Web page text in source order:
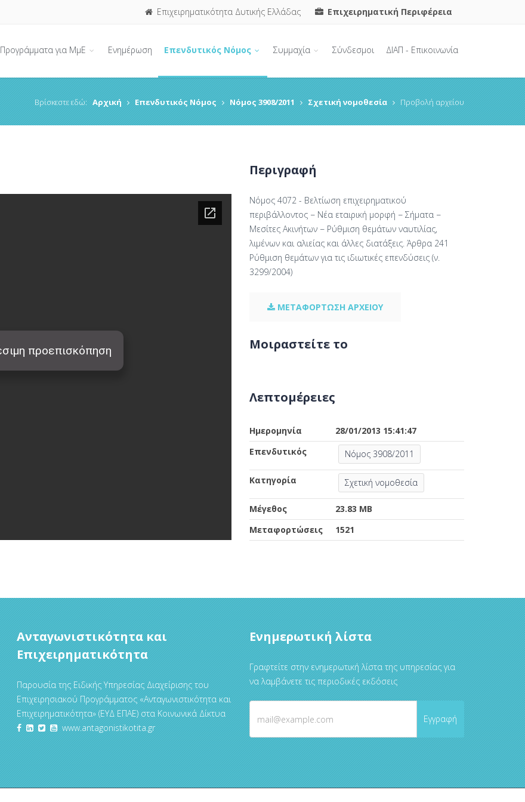
Επιχειρηματικότητα Δυτικής Ελλάδας Επιχειρηματική Περιφέρεια
Προγράμματα για ΜμΕ Ενημέρωση Επενδυτικός Νόμος Συμμαχία Σύνδεσμοι ΔΙΑΠ - Επικοινωνία
Βρίσκεστε εδώ: Αρχική Επενδυτικός Νόμος Νόμος 3908/2011 Σχετική νομοθεσία Προβολή αρχείου
Περιγραφή
Νόμος 4072 - Βελτίωση επιχειρηματικού
περιβάλλοντος − Νέα εταιρική μορφή − Σήματα −
Μεσίτες Ακινήτων − Ρύθμιση θεμάτων ναυτιλίας,
λιμένων και αλιείας και άλλες διατάξεις. Άρθρα 241
Ρύθμιση θεμάτων για τις ιδιωτικές επενδύσεις (ν.
3299/2004)
ΜΕΤΑΦΟΡΤΩΣΗ ΑΡΧΕΙΟΥ
Μοιραστείτε το
Λεπτομέρειες
Ημερομηνία
28/01/2013 15:41:47
Επενδυτικός
Νόμος 3908/2011
Κατηγορία Σχετική νομοθεσία
Μέγεθος
23.83 MB
Μεταφορτώσεις
1521
Ανταγωνιστικότητα και
Επιχειρηματικότητα
Παρουσία της Ειδικής Υπηρεσίας Διαχείρισης του
Επιχειρησιακού Προγράμματος «Ανταγωνιστικότητα και
Επιχειρηματικότητα» (ΕΥΔ ΕΠΑΕ) στα Κοινωνικά Δίκτυα
www.antagonistikotita.gr
Ενημερωτική λίστα
Γραφτείτε στην ενημερωτική λίστα της υπηρεσίας για
να λαμβάνετε τις περιοδικές εκδόσεις